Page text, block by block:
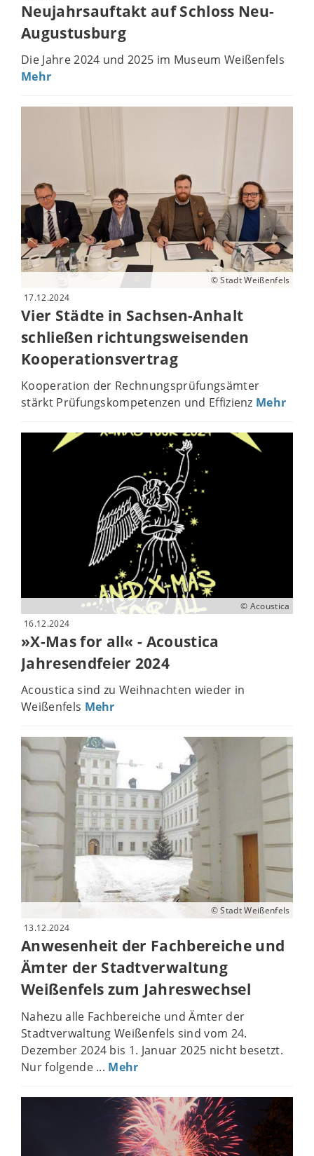
Neujahrsauftakt auf Schloss Neu-
Augustusburg
Die Jahre 2024 und 2025 im Museum Weißenfels
Mehr
© Stadt Weißenfels
17.12.2024
Vier Städte in Sachsen-Anhalt
schließen richtungsweisenden
Kooperationsvertrag
Kooperation der Rechnungsprüfungsämter
stärkt Prüfungskompetenzen und Effizienz Mehr
© Acoustica
16.12.2024
»X-Mas for all« - Acoustica
Jahresendfeier 2024
Acoustica sind zu Weihnachten wieder in
Weißenfels Mehr
© Stadt Weißenfels
13.12.2024
Anwesenheit der Fachbereiche und
Ämter der Stadtverwaltung
Weißenfels zum Jahreswechsel
Nahezu alle Fachbereiche und Ämter der
Stadtverwaltung Weißenfels sind vom 24.
Dezember 2024 bis 1. Januar 2025 nicht besetzt.
Nur folgende ... Mehr